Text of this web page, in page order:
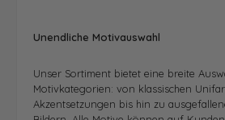
Unendliche Motivauswahl
Unser Sortiment bietet eine breite
Motivkategorien: von klassischen
Akzentsetzungen bis hin zu